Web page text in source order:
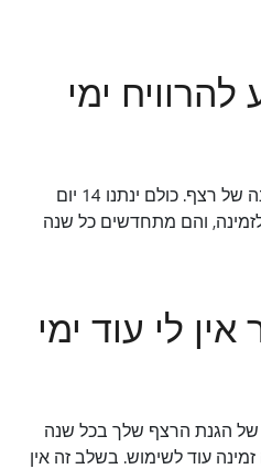
ימי
אין באפשרותך להרוויח ימי הגנה של רצף. כולם ינתנו 14 יום
והם מתחדשים כל שנה
לי עוד ימי
ב- 14 הימים של הגנת הרצף שלך בכל שנה
עוד לשימוש. בשלב זה אין